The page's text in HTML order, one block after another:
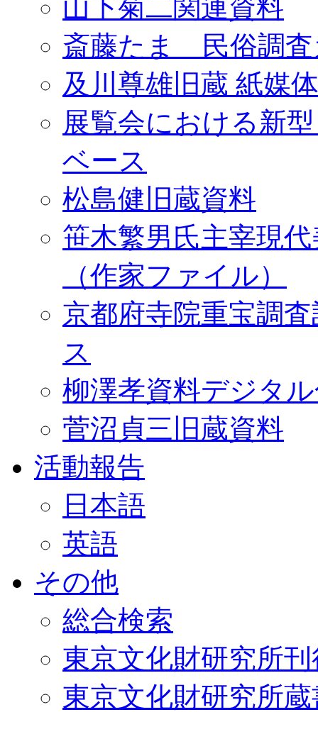
山下菊二関連資料
斎藤たま 民俗調査
及川尊雄旧蔵 紙媒
展覧会における新
ベース
松島健旧蔵資料
笹木繁男氏主宰現
（作家ファイル）
京都府寺院重宝調
ス
柳澤孝資料デジタ
菅沼貞三旧蔵資料
活動報告
日本語
英語
その他
総合検索
東京文化財研究所
東京文化財研究所